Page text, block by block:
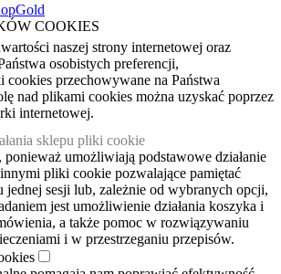
COOKIES
naszej strony internetowej oraz
osobistych preferencji,
przechowywane na Państwa
nad plikami cookies można uzyskać poprzez
internetowej.
sklepu pliki cookie
ponieważ umożliwiają podstawowe działanie
pliki cookie pozwalające pamiętać
sesji lub, zależnie od wybranych opcji,
jest umożliwienie działania koszyka i
a także pomoc w rozwiązywaniu
i w przestrzeganiu przepisów.